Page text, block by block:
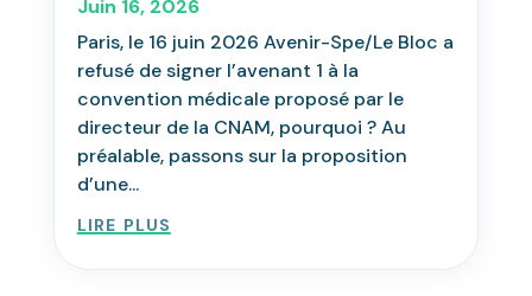
Juin 16, 2026
Paris, le 16 juin 2026 Avenir-Spe/Le Bloc a
refusé de signer l’avenant 1 à la
convention médicale proposé par le
directeur de la CNAM, pourquoi ? Au
préalable, passons sur la proposition
d’une...
lire plus